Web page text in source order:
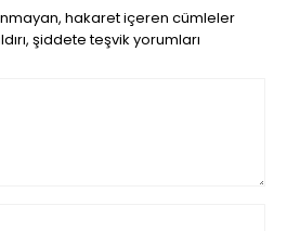
hakaret içeren cümleler
şiddete teşvik yorumları